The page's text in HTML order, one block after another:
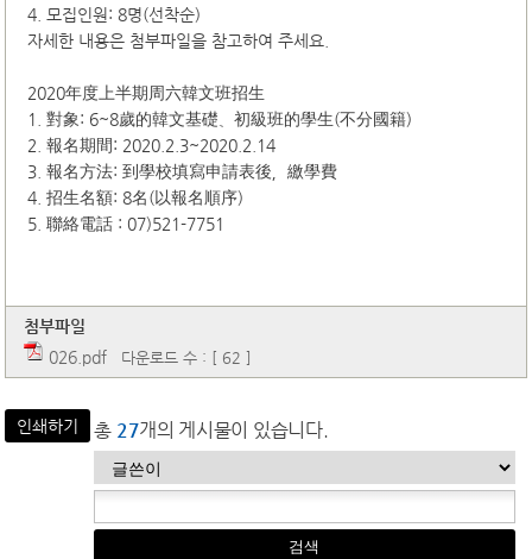
4. 모집인원: 8명(선착순)
자세한 내용은 첨부파일을 참고하여 주세요.
2020年度上半期周六韓文班招生
1. 對象: 6~8歲的韓文基礎、初級班的學生(不分國籍)
2. 報名期間: 2020.2.3~2020.2.14
3. 報名方法: 到學校填寫申請表後，繳學費
4. 招生名額: 8名(以報名順序)
5. 聯絡電話 : 07)521-7751
첨부파일
026.pdf 다운로드 수 : [ 62 ]
인쇄하기 총 27개의 게시물이 있습니다.